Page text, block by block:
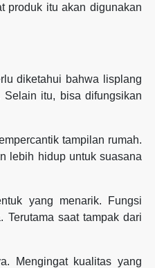
produk itu akan digunakan
diketahui bahwa lisplang
itu, bisa difungsikan
tampilan rumah.
lebih hidup untuk suasana
yang menarik. Fungsi
Terutama saat tampak dari
Mengingat kualitas yang